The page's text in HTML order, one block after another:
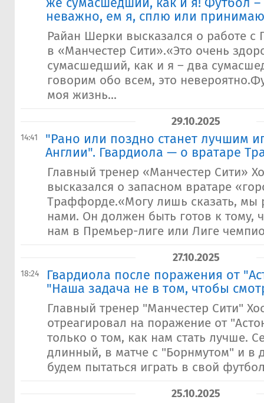
неважно, ем я, сплю или
Райан Шерки высказался о работе с
в «Манчестер Сити».«Это очень
сумасшедший, как и я – два
говорим обо всем, это
моя жизнь...
29.10.2025
14:41
"Рано или поздно станет лучшим
Англии". Гвардиола — о вратаре
Главный тренер «Манчестер Сити»
высказался о запасном вратаре
Траффорде.«Могу лишь сказать, мы
нами. Он должен быть готов к тому,
нам в Премьер-лиге или Лиге
27.10.2025
18:24
Гвардиола после поражения от
"Наша задача не в том, чтобы
Главный тренер "Манчестер Сити"
отреагировал на поражение от
только о том, как нам стать лучше.
длинный, в матче с "Борнмутом" и в
будем пытаться играть в свой
25.10.2025